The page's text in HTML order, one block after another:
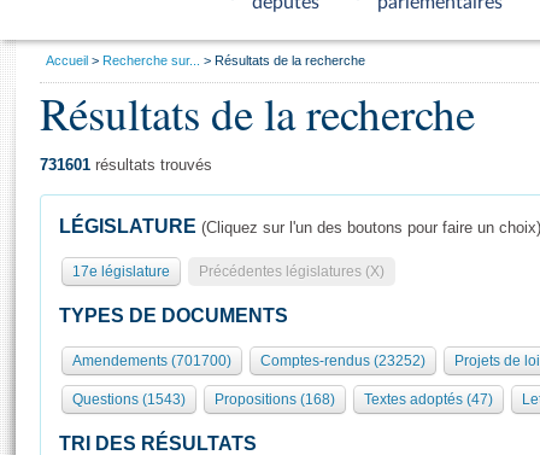
Présidence
577 députés
Groupes politiques
Séance publique
Commissions et autres organes
Europe et International
Général
Rôle et pouvoirs de l'Assemblée
Organisation de l'Assemblée
Présidence Conférence des Présidents Bureau Collège des
Visiter l'Assemblée
Visite virtuelle du palais Bourbon
Assister à une séance
Vous
Accueil Recherche sur... Résultats de la recherche
Résultats de la recherche
731601 résultats trouvés
LÉGISLATURE (Cliquez sur l'un des boutons pour faire un choix)
17e législature Précédentes législatures (X)
TYPES DE DOCUMENTS
Amendements (701700) Comptes-rendus (23252) Projets de
Questions (1543) Propositions (168) Textes adoptés (47)
TRI DES RÉSULTATS